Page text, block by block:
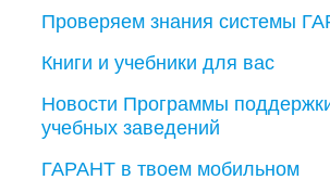
Проверяем знания системы
Книги и учебники для вас
Новости Программы
учебных заведений
ГАРАНТ в твоем мобильном